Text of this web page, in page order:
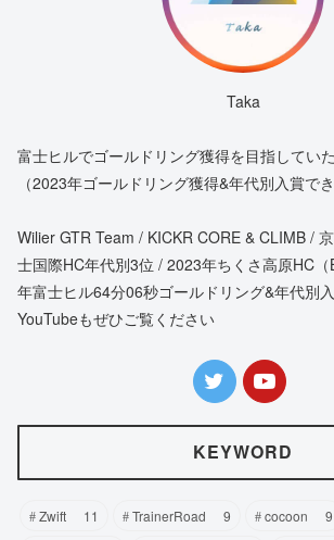
Taka
富士ヒルでゴールドリング獲得を目指してい
（2023年ゴールドリング獲得&年代別入賞でき
Wilier GTR Team / KICKR CORE & CLIMB /
士国際HC年代別3位 / 2023年ちくさ高原HC
年富士ヒル64分06秒ゴールドリング&年代別
YouTubeもぜひご覧ください
KEYWORD
Zwift 11 TrainerRoad 9 cocoon 9